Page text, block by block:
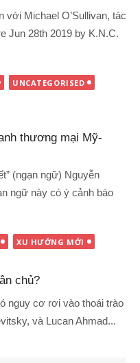
Michael O’Sullivan, tác
Jun 28th 2019 by K.N.C.
UNCATEGORISED
thương mại Mỹ-
(ngạn ngữ) Nguyễn
ngữ này có ý cảnh báo
XU HƯỚNG MỚI
chủ?
nguy cơ rơi vào thoái trào
và Lucan Ahmad...